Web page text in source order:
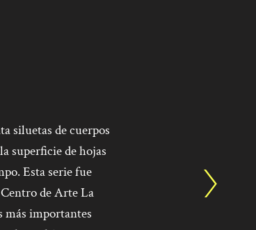
siluetas de cuerpos
superficie de hojas
Esta serie fue
de Arte La
más importantes